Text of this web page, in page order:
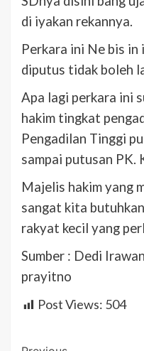
di iyakan rekannya.
Perkara ini Ne bis in
diputus tidak boleh
Apa lagi perkara ini
hakim tingkat
Pengadilan Tinggi
sampai putusan PK.
Majelis hakim yang
sangat kita
rakyat kecil yang
Sumber : Dedi
prayitno
Post Views: 504